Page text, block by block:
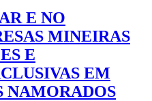
E NO
MINEIRAS
E
EM
NAMORADOS